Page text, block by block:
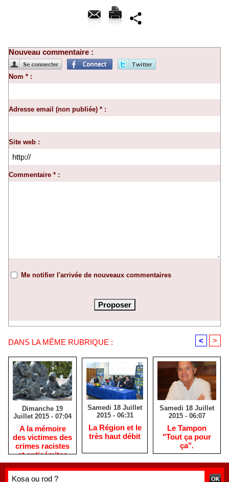
Nouveau commentaire :
Nom * :
Adresse email (non publiée) * :
Site web :
Commentaire * :
Me notifier l'arrivée de nouveaux commentaires
DANS LA MÊME RUBRIQUE : < >
Dimanche 19
Juillet 2015 - 07:04
A la mémoire
des victimes des
crimes racistes
et antisémites
Samedi 18 Juillet
2015 - 06:31
La Région et le
très haut débit
Samedi 18 Juillet
2015 - 06:07
Le Tampon
"Tout ça pour
ça".